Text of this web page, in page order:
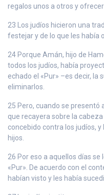
regalos unos a otros y
23 Los judíos hicieron una
festejar y de lo que les había
24 Porque Amán, hijo de
todos los judíos, había
echado el «Pur» –es decir, la
eliminarlos.
25 Pero, cuando se presentó
que recayera sobre la
concebido contra los judíos,
hijos.
26 Por eso a aquellos días
«Pur». De acuerdo con el
habían visto y les había